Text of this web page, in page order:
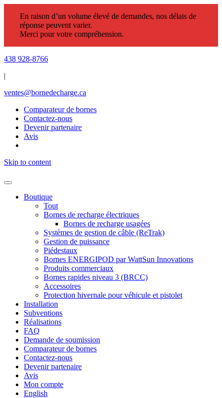
En raison d’un volume élevé de demandes, nos délais de
réponse peuvent varier.
Merci pour votre compréhension.
438 928-8766
|
ventes@bornedecharge.ca
Comparateur de bornes
Contactez-nous
Devenir partenaire
Avis
Skip to content
Boutique
Tout
Bornes de recharge électriques
Bornes de recharge usagées
Systèmes de gestion de câble (ReTrak)
Gestion de puissance
Piédestaux
Bornes ENERGIPOD par WattSun Innovations
Produits commerciaux
Bornes rapides niveau 3 (BRCC)
Accessoires
Protection hivernale pour véhicule et pistolet
Installation
Subventions
Réalisations
FAQ
Demande de soumission
Comparateur de bornes
Contactez-nous
Devenir partenaire
Avis
Mon compte
English